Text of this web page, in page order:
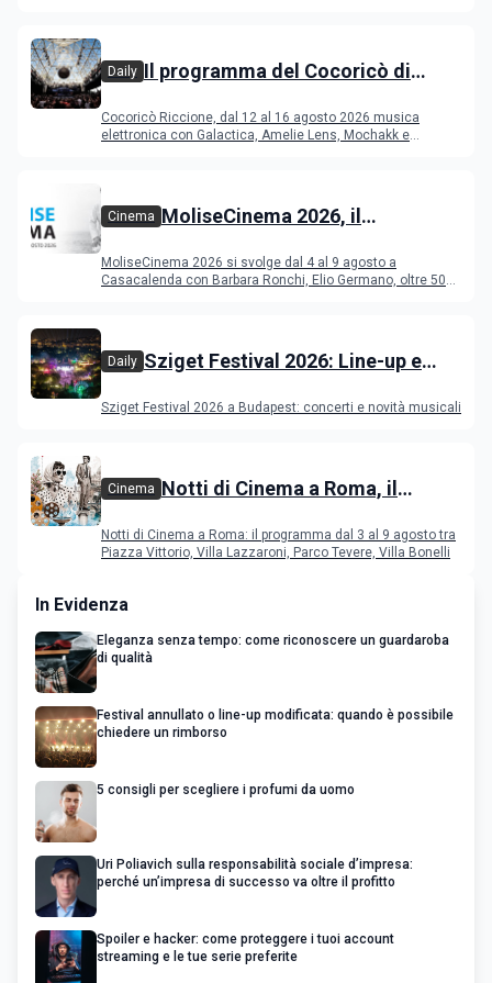
Daily Il programma del Cocoricò di
Cocoricò Riccione, dal 12 al 16 agosto 2026 musica
elettronica con Galactica, Amelie Lens, Mochakk e
Cinema MoliseCinema 2026, il
MoliseCinema 2026 si svolge dal 4 al 9 agosto a
Casacalenda con Barbara Ronchi, Elio Germano, oltre 50
Daily Sziget Festival 2026: Line-up e
Sziget Festival 2026 a Budapest: concerti e novità musicali
Cinema Notti di Cinema a Roma, il
Notti di Cinema a Roma: il programma dal 3 al 9 agosto tra
Piazza Vittorio, Villa Lazzaroni, Parco Tevere, Villa Bonelli
In Evidenza
Eleganza senza tempo: come riconoscere un guardaroba
di qualità
Festival annullato o line-up modificata: quando è possibile
chiedere un rimborso
5 consigli per scegliere i profumi da uomo
Uri Poliavich sulla responsabilità sociale d’impresa:
perché un’impresa di successo va oltre il profitto
Spoiler e hacker: come proteggere i tuoi account
streaming e le tue serie preferite